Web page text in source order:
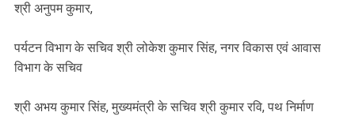
श्री अनुपम कुमार,
पर्यटन विभाग के सचिव श्री लोकेश कुमार सिंह, नगर विकास एवं आवास
विभाग के सचिव
श्री अभय कुमार सिंह, मुख्यमंत्री के सचिव श्री कुमार रवि, पथ निर्माण